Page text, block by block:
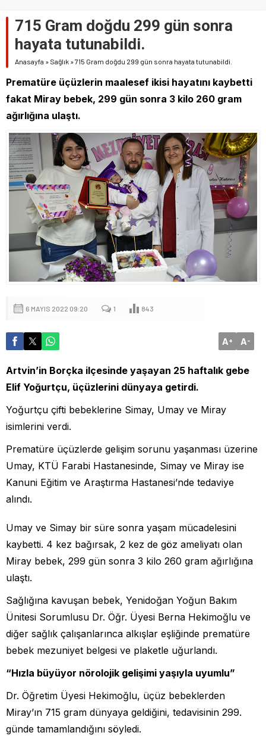
715 Gram doğdu 299 gün sonra
hayata tutunabildi.
Anasayfa » Sağlık »715 Gram doğdu 299 gün sonra hayata tutunabildi.
Prematüre üçüzlerin maalesef ikisi hayatını kaybetti
fakat Miray bebek, 299 gün sonra 3 kilo 260 gram
ağırlığına ulaştı.
6 MAYIS 2022 09:20 1 843
A+ A-
Artvin’in Borçka ilçesinde yaşayan 25 haftalık gebe
Elif Yoğurtçu, üçüzlerini dünyaya getirdi.
Yoğurtçu çifti bebeklerine Simay, Umay ve Miray
isimlerini verdi.
Prematüre üçüzlerde gelişim sorunu yaşanması üzerine
Umay, KTÜ Farabi Hastanesinde, Simay ve Miray ise
Kanuni Eğitim ve Araştırma Hastanesi’nde tedaviye
alındı.
Umay ve Simay bir süre sonra yaşam mücadelesini
kaybetti. 4 kez bağırsak, 2 kez de göz ameliyatı olan
Miray bebek, 299 gün sonra 3 kilo 260 gram ağırlığına
ulaştı.
Sağlığına kavuşan bebek, Yenidoğan Yoğun Bakım
Ünitesi Sorumlusu Dr. Öğr. Üyesi Berna Hekimoğlu ve
diğer sağlık çalışanlarınca alkışlar eşliğinde prematüre
bebek mezuniyet belgesi ve plaketle uğurlandı.
“Hızla büyüyor nörolojik gelişimi yaşıyla uyumlu”
Dr. Öğretim Üyesi Hekimoğlu, üçüz bebeklerden
Miray’ın 715 gram dünyaya geldiğini, tedavisinin 299.
günde tamamlandığını söyledi.